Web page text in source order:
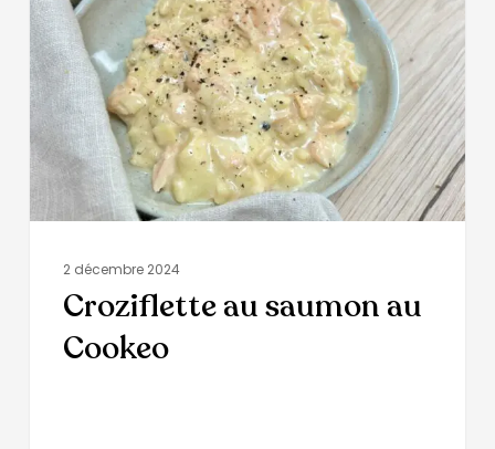
2 décembre 2024
Croziflette au saumon au
Cookeo